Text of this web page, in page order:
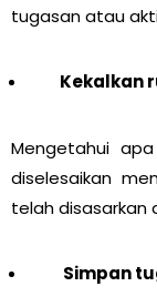
tugasan atau
Kekalkan
Mengetahui
diselesaikan
telah disasarkan
Simpan